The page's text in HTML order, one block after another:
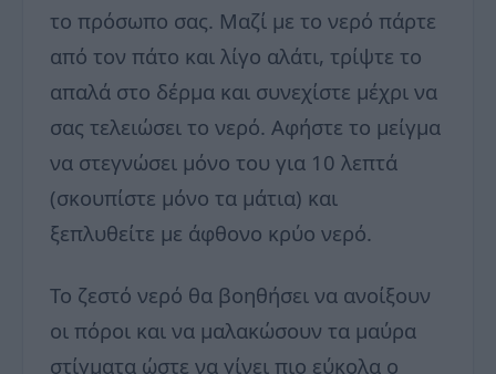
το πρόσωπο σας. Μαζί με το νερό πάρτε
από τον πάτο και λίγο αλάτι, τρίψτε το
απαλά στο δέρμα και συνεχίστε μέχρι να
σας τελειώσει το νερό. Αφήστε το μείγμα
να στεγνώσει μόνο του για 10 λεπτά
(σκουπίστε μόνο τα μάτια) και
ξεπλυθείτε με άφθονο κρύο νερό.
Το ζεστό νερό θα βοηθήσει να ανοίξουν
οι πόροι και να μαλακώσουν τα μαύρα
στίγματα ώστε να γίνει πιο εύκολα ο